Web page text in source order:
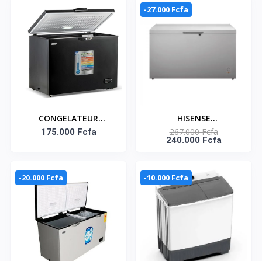
FC-40DD4HA
CONGELATEUR
HORIZONTAL 264
175.000 Fcfa
-27.000 Fcfa
HISENSE
CONGÉLATEUR
HORIZONTAL AVEC
FC-55DD4HA
267.000 Fcfa
240.000 Fcfa
-20.000 Fcfa -10.000 Fcfa